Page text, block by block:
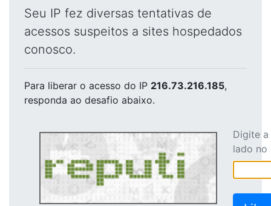
Seu IP fez diversas tentativas de
acessos suspeitos a sites hospedados
conosco.
Para liberar o acesso do IP 216.73.216.185,
responda ao desafio abaixo.
Digite
lado no